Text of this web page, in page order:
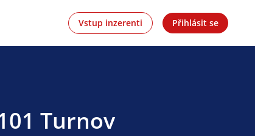
Vstup inzerenti Přihlásit se
Turnov